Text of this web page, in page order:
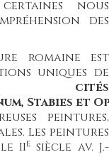
nous
des
romaine est
uniques de
cités
, Stabies et
peintures,
. Les peintures
IIesiècle av. J.-